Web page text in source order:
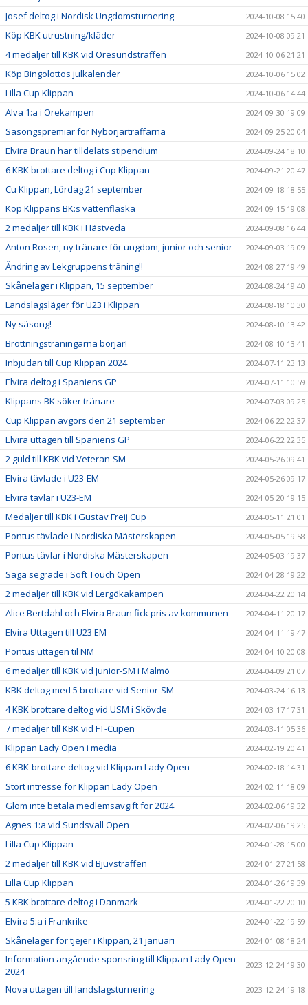
Josef deltog i Nordisk Ungdomsturnering 2024-10-08 15:40
Köp KBK utrustning/kläder 2024-10-08 09:21
4 medaljer till KBK vid Öresundsträffen 2024-10-06 21:21
Köp Bingolottos julkalender 2024-10-06 15:02
Lilla Cup Klippan 2024-10-06 14:44
Alva 1:a i Orekampen 2024-09-30 19:09
Säsongspremiär för Nybörjarträffarna 2024-09-25 20:04
Elvira Braun har tilldelats stipendium 2024-09-24 18:10
6 KBK brottare deltog i Cup Klippan 2024-09-21 20:47
Cu Klippan, Lördag 21 september 2024-09-18 18:55
Köp Klippans BK:s vattenflaska 2024-09-15 19:08
2 medaljer till KBK i Hästveda 2024-09-08 16:44
Anton Rosen, ny tränare för ungdom, junior och senior 2024-09-03 19:09
Ändring av Lekgruppens träning!! 2024-08-27 19:49
Skåneläger i Klippan, 15 september 2024-08-24 19:40
Landslagsläger för U23 i Klippan 2024-08-18 10:30
Ny säsong! 2024-08-10 13:42
Brottningsträningarna börjar! 2024-08-10 13:41
Inbjudan till Cup Klippan 2024 2024-07-11 23:13
Elvira deltog i Spaniens GP 2024-07-11 10:59
Klippans BK söker tränare 2024-07-03 09:25
Cup Klippan avgörs den 21 september 2024-06-22 22:37
Elvira uttagen till Spaniens GP 2024-06-22 22:35
2 guld till KBK vid Veteran-SM 2024-05-26 09:41
Elvira tävlade i U23-EM 2024-05-26 09:17
Elvira tävlar i U23-EM 2024-05-20 19:15
Medaljer till KBK i Gustav Freij Cup 2024-05-11 21:01
Pontus tävlade i Nordiska Mästerskapen 2024-05-05 19:58
Pontus tävlar i Nordiska Mästerskapen 2024-05-03 19:37
Saga segrade i Soft Touch Open 2024-04-28 19:22
2 medaljer till KBK vid Lergökakampen 2024-04-22 20:14
Alice Bertdahl och Elvira Braun fick pris av kommunen 2024-04-11 20:17
Elvira Uttagen till U23 EM 2024-04-11 19:47
Pontus uttagen til NM 2024-04-10 20:08
6 medaljer till KBK vid Junior-SM i Malmö 2024-04-09 21:07
KBK deltog med 5 brottare vid Senior-SM 2024-03-24 16:13
4 KBK brottare deltog vid USM i Skövde 2024-03-17 17:31
7 medaljer till KBK vid FT-Cupen 2024-03-11 05:36
Klippan Lady Open i media 2024-02-19 20:41
6 KBK-brottare deltog vid Klippan Lady Open 2024-02-18 14:31
Stort intresse för Klippan Lady Open 2024-02-11 18:09
Glöm inte betala medlemsavgift för 2024 2024-02-06 19:32
Agnes 1:a vid Sundsvall Open 2024-02-06 19:25
Lilla Cup Klippan 2024-01-28 15:00
2 medaljer till KBK vid Bjuvsträffen 2024-01-27 21:58
Lilla Cup Klippan 2024-01-26 19:39
5 KBK brottare deltog i Danmark 2024-01-22 20:10
Elvira 5:a i Frankrike 2024-01-22 19:59
Skåneläger för tjejer i Klippan, 21 januari 2024-01-08 18:24
Information angående sponsring till Klippan Lady Open
2024
2023-12-24 19:30
Nova uttagen till landslagsturnering 2023-12-24 19:18